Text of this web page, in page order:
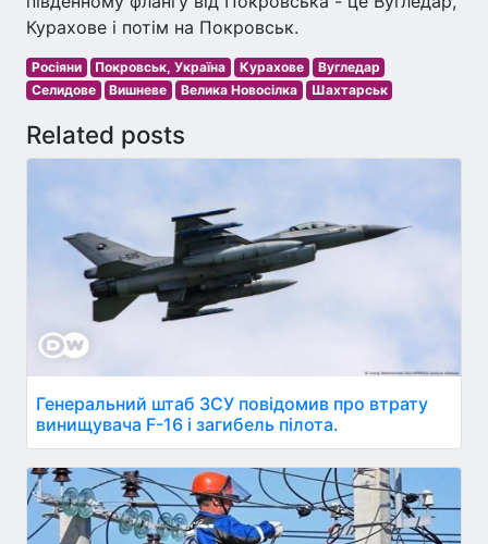
Курахове і потім на Покровськ.
Росіяни Покровськ, Україна Курахове
Вугледар
Селидове
Вишневе Велика Новосілка Шахтарськ
Related posts
Генеральний штаб ЗСУ повідомив про втрату
винищувача F-16 і загибель пілота.